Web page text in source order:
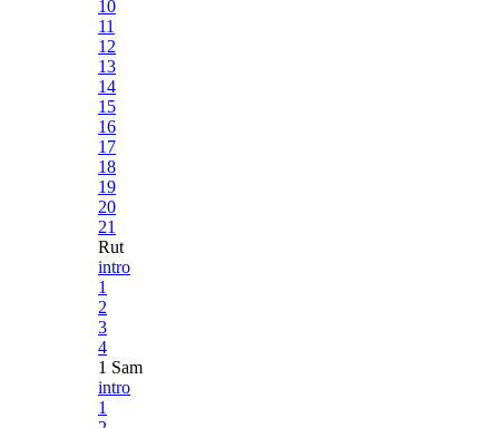
10
11
12
13
14
15
16
17
18
19
20
21
Rut
intro
1
2
3
4
1 Sam
intro
1